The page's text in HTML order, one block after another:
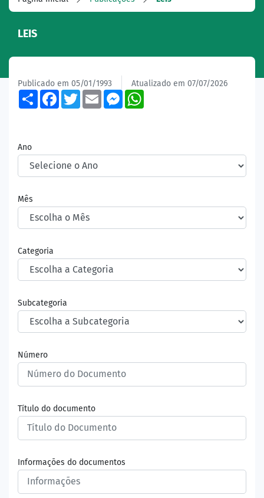
LEIS
Publicado em 05/01/1993 Atualizado em 07/07/2026
ShareFacebook
TwitterEmailMessenger
Ano
Mês
Categoria
Subcategoria
Número
Título do documento
Informações do documentos